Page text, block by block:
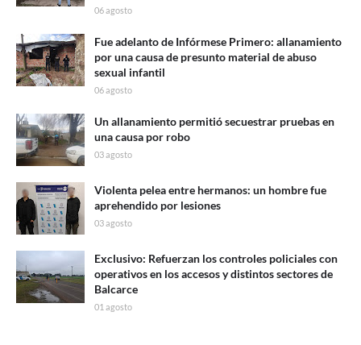
06 agosto
Fue adelanto de Infórmese Primero: allanamiento
por una causa de presunto material de abuso
sexual infantil
06 agosto
Un allanamiento permitió secuestrar pruebas en
una causa por robo
03 agosto
Violenta pelea entre hermanos: un hombre fue
aprehendido por lesiones
03 agosto
Exclusivo: Refuerzan los controles policiales con
operativos en los accesos y distintos sectores de
Balcarce
01 agosto